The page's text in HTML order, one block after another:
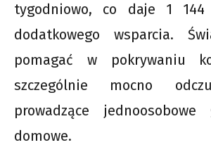
tygodniowo, co daje 1 144
dodatkowego wsparcia.
pomagać w pokrywaniu
szczególnie mocno
prowadzące jednoosobowe
domowe.